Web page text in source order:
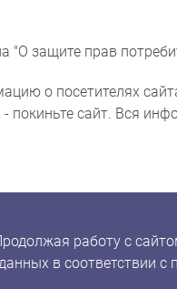
"О защите прав
о посетителях
сайт. Вся
работу с
в соответствии с